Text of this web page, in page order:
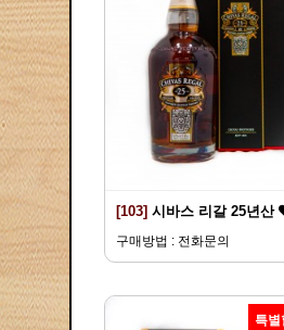
[103] 시바스 리갈 25년산
구매방법 : 전화문의
특별